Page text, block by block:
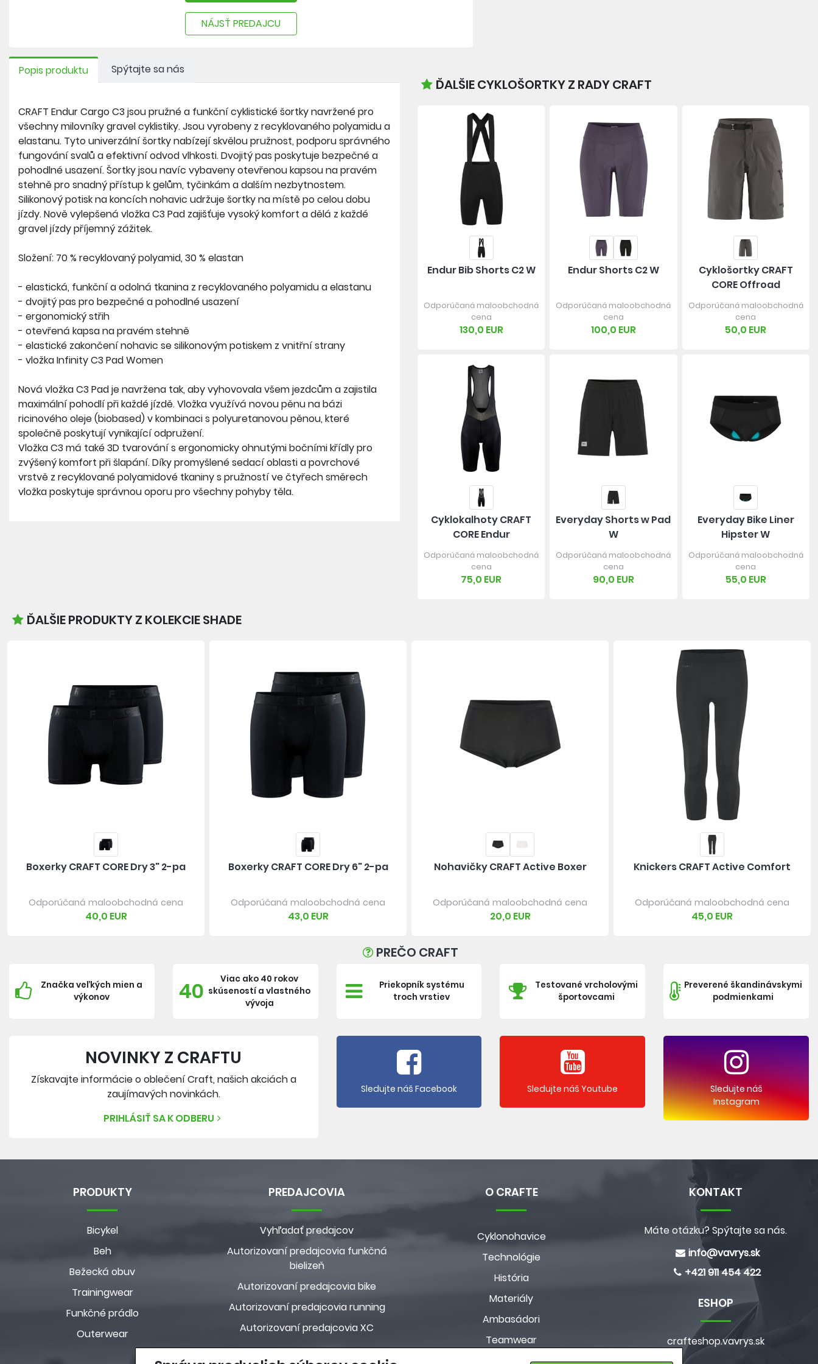
NÁJSŤ PREDAJCU
Popis produktu Spýtajte sa nás
CRAFT Endur Cargo C3 jsou pružné a funkční cyklistické šortky navržené pro
všechny milovníky gravel cyklistiky. Jsou vyrobeny z recyklovaného polyamidu a
elastanu. Tyto univerzální šortky nabízejí skvělou pružnost, podporu správného
fungování svalů a efektivní odvod vlhkosti. Dvojitý pas poskytuje bezpečné a
pohodlné usazení. Šortky jsou navíc vybaveny otevřenou kapsou na pravém
stehně pro snadný přístup k gelům, tyčinkám a dalším nezbytnostem.
Silikonový potisk na koncích nohavic udržuje šortky na místě po celou dobu
jízdy. Nově vylepšená vložka C3 Pad zajišťuje vysoký komfort a dělá z každé
gravel jízdy příjemný zážitek.
Složení: 70 % recyklovaný polyamid, 30 % elastan
- elastická, funkční a odolná tkanina z recyklovaného polyamidu a elastanu
- dvojitý pas pro bezpečné a pohodlné usazení
- ergonomický střih
- otevřená kapsa na pravém stehně
- elastické zakončení nohavic se silikonovým potiskem z vnitřní strany
- vložka Infinity C3 Pad Women
Nová vložka C3 Pad je navržena tak, aby vyhovovala všem jezdcům a zajistila
maximální pohodlí při každé jízdě. Vložka využívá novou pěnu na bázi
ricinového oleje (biobased) v kombinaci s polyuretanovou pěnou, které
společně poskytují vynikající odpružení.
Vložka C3 má také 3D tvarování s ergonomicky ohnutými bočními křídly pro
zvýšený komfort při šlapání. Díky promyšlené sedací oblasti a povrchové
vrstvě z recyklované polyamidové tkaniny s pružností ve čtyřech směrech
vložka poskytuje správnou oporu pro všechny pohyby těla.
ĎALŠIE CYKLOŠORTKY Z RADY CRAFT
Endur Bib Shorts C2 W
Odporúčaná maloobchodná
cena
130,0 EUR
Endur Shorts C2 W
Odporúčaná maloobchodná
cena
100,0 EUR
Cyklošortky CRAFT
CORE Offroad
Odporúčaná maloobchodná
cena
50,0 EUR
Cyklokalhoty CRAFT
CORE Endur
Odporúčaná maloobchodná
cena
75,0 EUR
Everyday Shorts w Pad
W
Odporúčaná maloobchodná
cena
90,0 EUR
Everyday Bike Liner
Hipster W
Odporúčaná maloobchodná
cena
55,0 EUR
ĎALŠIE PRODUKTY Z KOLEKCIE SHADE
Boxerky CRAFT CORE Dry 3" 2-pa
Odporúčaná maloobchodná cena
40,0 EUR
Boxerky CRAFT CORE Dry 6" 2-pa
Odporúčaná maloobchodná cena
43,0 EUR
Nohavičky CRAFT Active Boxer
Odporúčaná maloobchodná cena
20,0 EUR
Knickers CRAFT Active Comfort
Odporúčaná maloobchodná cena
45,0 EUR
PREČO CRAFT
Značka veľkých mien a
výkonov
40
Viac ako 40 rokov
skúseností a vlastného
vývoja
Priekopník systému
troch vrstiev
Testované vrcholovými
športovcami
Preverené škandinávskymi
podmienkami
NOVINKY Z CRAFTU
Získavajte informácie o oblečení Craft, našich akciách a
zaujímavých novinkách.
PRIHLÁSIŤ SA K ODBERU
Sledujte náš Facebook Sledujte náš Youtube
Sledujte náš
Instagram
PRODUKTY
Bicykel
Beh
Bežecká obuv
Trainingwear
Funkčné prádlo
Outerwear
PREDAJCOVIA
Vyhľadať predajcov
Autorizovaní predajcovia funkčná
bielizeň
Autorizovaní predajcovia bike
Autorizovaní predajcovia running
Autorizovaní predajcovia XC
O CRAFTE
Cyklonohavice
Technológie
História
Materiály
Ambasádori
Teamwear
Custom kolekcia
KONTAKT
Máte otázku? Spýtajte sa nás.
info@vavrys.sk
+421 911 454 422
ESHOP
crafteshop.vavrys.sk